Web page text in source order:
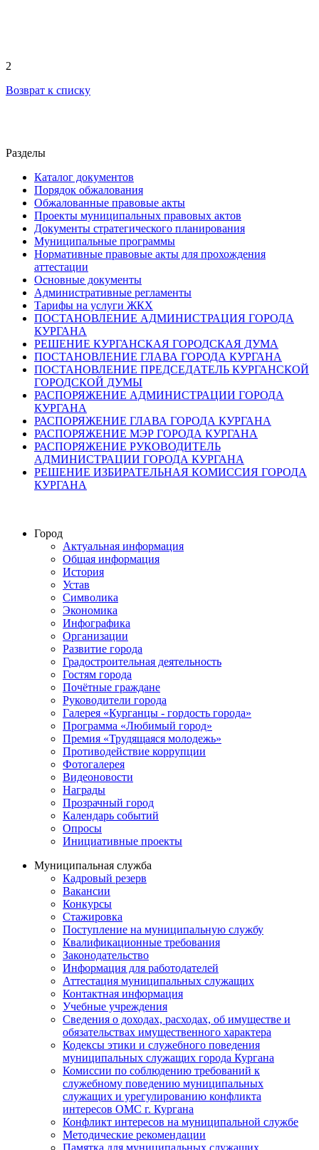
2
Возврат к списку
Разделы
Каталог документов
Порядок обжалования
Обжалованные правовые акты
Проекты муниципальных правовых актов
Документы стратегического планирования
Муниципальные программы
Нормативные правовые акты для прохождения
аттестации
Основные документы
Административные регламенты
Тарифы на услуги ЖКХ
ПОСТАНОВЛЕНИЕ АДМИНИСТРАЦИЯ ГОРОДА
КУРГАНА
РЕШЕНИЕ КУРГАНСКАЯ ГОРОДСКАЯ ДУМА
ПОСТАНОВЛЕНИЕ ГЛАВА ГОРОДА КУРГАНА
ПОСТАНОВЛЕНИЕ ПРЕДСЕДАТЕЛЬ КУРГАНСКОЙ
ГОРОДСКОЙ ДУМЫ
РАСПОРЯЖЕНИЕ АДМИНИСТРАЦИИ ГОРОДА
КУРГАНА
РАСПОРЯЖЕНИЕ ГЛАВА ГОРОДА КУРГАНА
РАСПОРЯЖЕНИЕ МЭР ГОРОДА КУРГАНА
РАСПОРЯЖЕНИЕ РУКОВОДИТЕЛЬ
АДМИНИСТРАЦИИ ГОРОДА КУРГАНА
РЕШЕНИЕ ИЗБИРАТЕЛЬНАЯ КОМИССИЯ ГОРОДА
КУРГАНА
Город
Актуальная информация
Общая информация
История
Устав
Символика
Экономика
Инфографика
Организации
Развитие города
Градостроительная деятельность
Гостям города
Почётные граждане
Руководители города
Галерея «Курганцы - гордость города»
Программа «Любимый город»
Премия «Трудящаяся молодежь»
Противодействие коррупции
Фотогалерея
Видеоновости
Награды
Прозрачный город
Календарь событий
Опросы
Инициативные проекты
Муниципальная служба
Кадровый резерв
Вакансии
Конкурсы
Стажировка
Поступление на муниципальную службу
Квалификационные требования
Законодательство
Информация для работодателей
Аттестация муниципальных служащих
Контактная информация
Учебные учреждения
Сведения о доходах, расходах, об имуществе и
обязательствах имущественного характера
Кодексы этики и служебного поведения
муниципальных служащих города Кургана
Комиссии по соблюдению требований к
служебному поведению муниципальных
служащих и урегулированию конфликта
интересов ОМС г. Кургана
Конфликт интересов на муниципальной службе
Методические рекомендации
Памятка для муниципальных служащих